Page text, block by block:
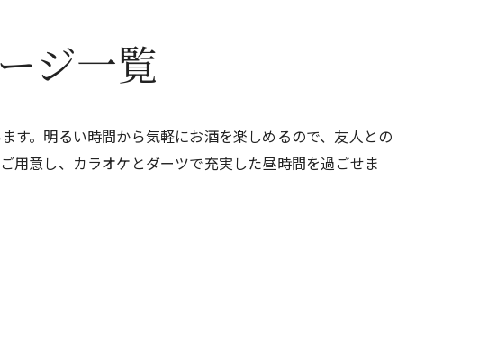
ジ一覧
す。明るい時間から気軽にお酒を楽しめるので、友人との
用意し、カラオケとダーツで充実した昼時間を過ごせま